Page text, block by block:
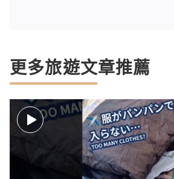
更多旅遊文章推薦